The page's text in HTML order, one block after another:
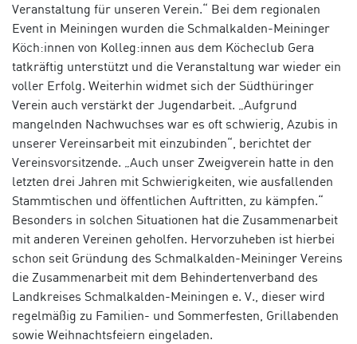
Veranstaltung für unseren Verein.“ Bei dem regionalen
Event in Meiningen wurden die Schmalkalden-Meininger
Köch:innen von Kolleg:innen aus dem Köcheclub Gera
tatkräftig unterstützt und die Veranstaltung war wieder ein
voller Erfolg. Weiterhin widmet sich der Südthüringer
Verein auch verstärkt der Jugendarbeit. „Aufgrund
mangelnden Nachwuchses war es oft schwierig, Azubis in
unserer Vereinsarbeit mit einzubinden“, berichtet der
Vereinsvorsitzende. „Auch unser Zweigverein hatte in den
letzten drei Jahren mit Schwierigkeiten, wie ausfallenden
Stammtischen und öffentlichen Auftritten, zu kämpfen.“
Besonders in solchen Situationen hat die Zusammenarbeit
mit anderen Vereinen geholfen. Hervorzuheben ist hierbei
schon seit Gründung des Schmalkalden-Meininger Vereins
die Zusammenarbeit mit dem Behindertenverband des
Landkreises Schmalkalden-Meiningen e. V., dieser wird
regelmäßig zu Familien- und Sommerfesten, Grillabenden
sowie Weihnachtsfeiern eingeladen.